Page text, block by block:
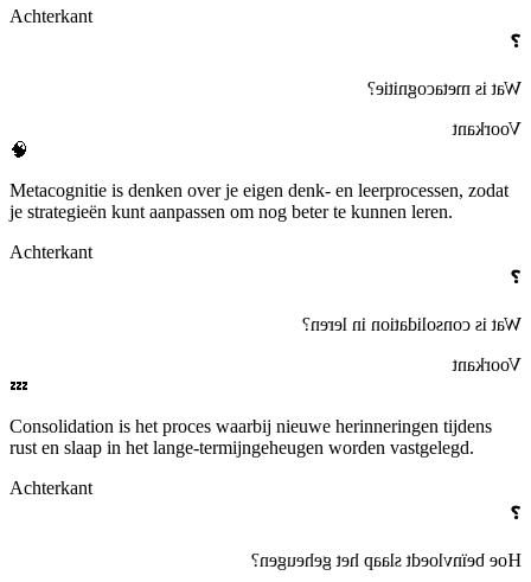
Achterkant
❓
Wat is
metacognitie
?
Voorkant
🧠
Metacognitie is denken over je eigen denk‑ en leerprocessen, zodat
je strategieën kunt aanpassen om nog beter te kunnen leren.
Achterkant
❓
Wat is
consolidation
in leren?
Voorkant
💤
Consolidation is het proces waarbij nieuwe herinneringen tijdens
rust en slaap in het lange‑termijngeheugen worden vastgelegd.
Achterkant
❓
Hoe beïnvloedt
slaap
het geheugen?